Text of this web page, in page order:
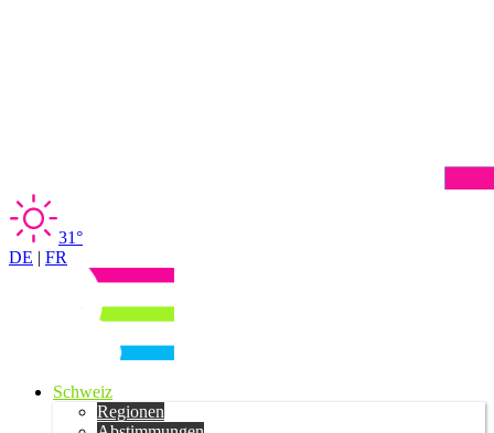
31°
DE | FR
Schweiz
Regionen